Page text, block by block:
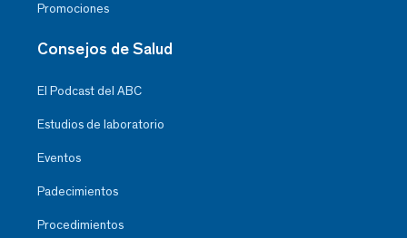
Promociones
Consejos de Salud
El Podcast del ABC
Estudios de laboratorio
Eventos
Padecimientos
Procedimientos